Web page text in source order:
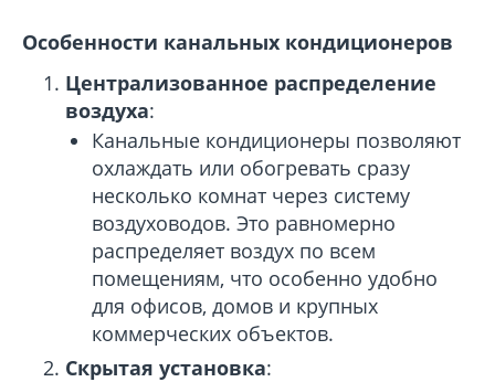
Особенности канальных кондиционеров
Централизованное распределение
воздуха:
Канальные кондиционеры позволяют
охлаждать или обогревать сразу
несколько комнат через систему
воздуховодов. Это равномерно
распределяет воздух по всем
помещениям, что особенно удобно
для офисов, домов и крупных
коммерческих объектов.
Скрытая установка: